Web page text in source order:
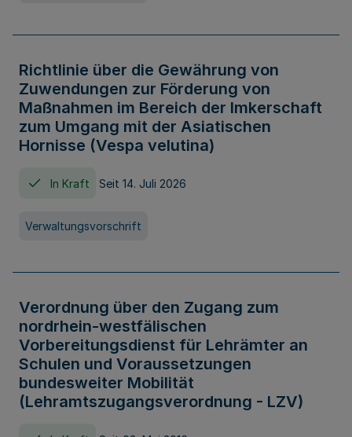
Richtlinie über die Gewährung von
Zuwendungen zur Förderung von
Maßnahmen im Bereich der Imkerschaft
zum Umgang mit der Asiatischen
Hornisse (Vespa velutina)
In Kraft Seit 14. Juli 2026
Verwaltungsvorschrift
Verordnung über den Zugang zum
nordrhein-westfälischen
Vorbereitungsdienst für Lehrämter an
Schulen und Voraussetzungen
bundesweiter Mobilität
(Lehramtszugangsverordnung - LZV)